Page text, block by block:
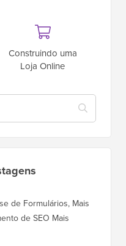
Construindo uma
Loja Online
de Formulários, Mais
de SEO Mais